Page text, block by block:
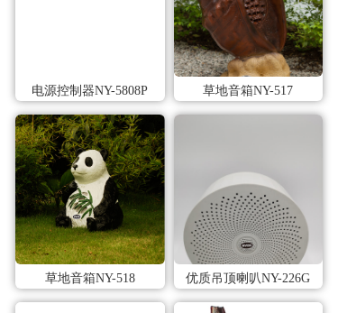
电源控制器NY-5808P 草地音箱NY-517
草地音箱NY-518 优质吊顶喇叭NY-226G